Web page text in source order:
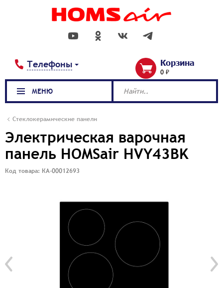
Телефоны Корзина
0 ₽
Стеклокерамические панели
Электрическая варочная
панель HOMSair HVY43BK
Код товара: КА-00012693
МЕНЮ Найти..